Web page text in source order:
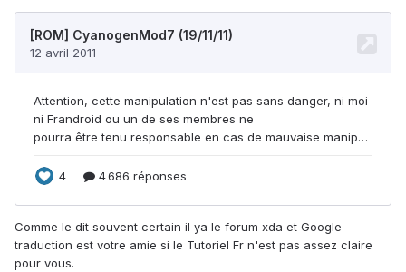
Comme le dit souvent certain il ya le forum xda et Google
traduction est votre amie si le Tutoriel Fr n'est pas assez claire
pour vous.